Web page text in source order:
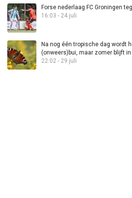
Forse nederlaag FC Groningen
16:03 - 24 juli
Na nog één tropische dag wordt
(onweers)bui, maar zomer blijft in
22:02 - 29 juli